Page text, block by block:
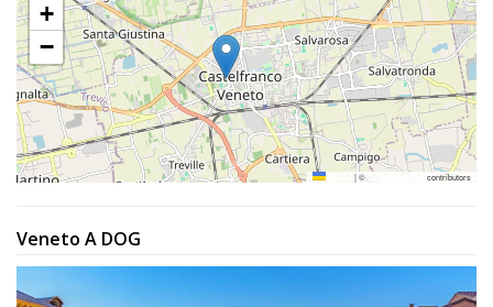
Accedi
Registrati
+
−
|© contributors
Veneto A DOG